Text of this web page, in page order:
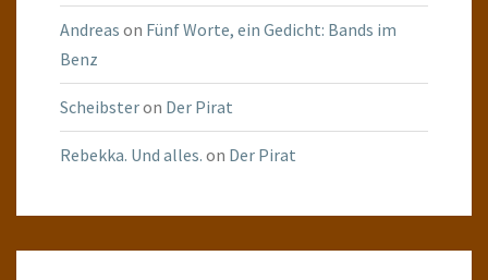
Andreas on Fünf Worte, ein Gedicht: Bands im
Benz
Scheibsteron Der Pirat
Rebekka. Und alles. on Der Pirat